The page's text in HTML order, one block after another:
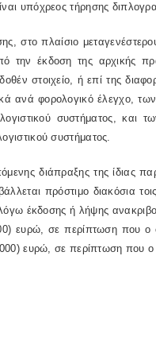
υπόχρεος τήρησης
στο πλαίσιο
την έκδοση της αρχικής
στοιχείο, ή επί της
ανά φορολογικό έλεγχο,
συστήματος,
συστήματος.
διάπραξης της ίδιας
πρόστιμο διακόσια
έκδοσης ή λήψης
ευρώ, σε περίπτωση που ο
ευρώ, σε περίπτωση που ο